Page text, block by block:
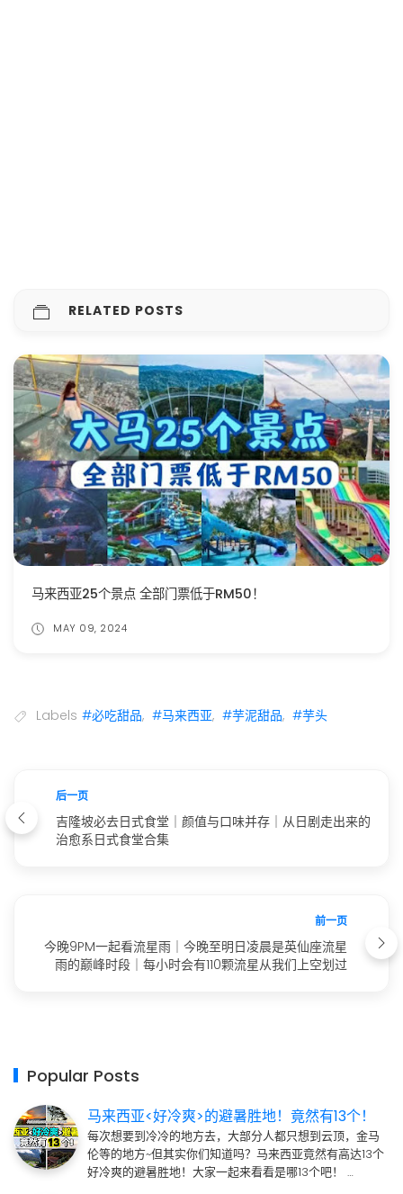
RELATED POSTS
马来西亚25个景点 全部门票低于RM50！
MAY 09, 2024
Labels #必吃甜品, #马来西亚, #芋泥甜品, #芋头
后一页
吉隆坡必去日式食堂｜颜值与口味并存｜从日剧走出来的
治愈系日式食堂合集
前一页
今晚9PM一起看流星雨｜今晚至明日凌晨是英仙座流星
雨的巅峰时段｜每小时会有110颗流星从我们上空划过
Popular Posts
马来西亚<好冷爽>的避暑胜地！竟然有13个！
每次想要到冷冷的地方去，大部分人都只想到云顶，金马
伦等的地方~但其实你们知道吗？马来西亚竟然有高达13个
好冷爽的避暑胜地！大家一起来看看是哪13个吧！ …